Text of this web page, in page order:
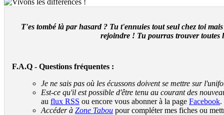
T'es tombé là par hasard ? Tu t'ennuies tout seul chez toi
rejoindre ! Tu pourras trouver toutes
F.A.Q - Questions fréquentes :
Je ne sais pas où les écussons doivent se mettre sur
Est-ce qu'il est possible d'être tenu au courant des
au flux RSS ou encore vous abonner à la page Facebook.
Accéder à Zone Tabou pour compléter mes fiches ou